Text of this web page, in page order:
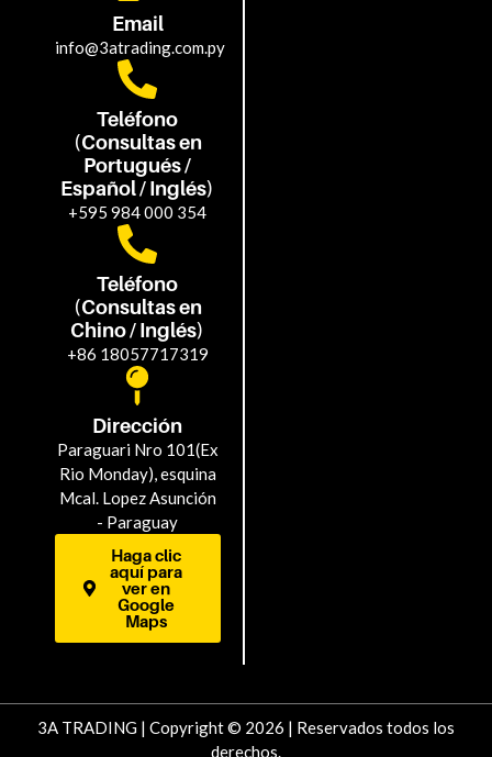
Email
info@3atrading.com.py
Teléfono
(Consultas en
Portugués /
Español / Inglés)
+595 984 000 354
Teléfono
(Consultas en
Chino / Inglés)
+86 18057717319
Dirección
Paraguari Nro 101(Ex
Rio Monday), esquina
Mcal. Lopez Asunción
- Paraguay
Haga clic
aquí para
ver en
Google
Maps
3A TRADING | Copyright © 2026 | Reservados todos los
derechos.